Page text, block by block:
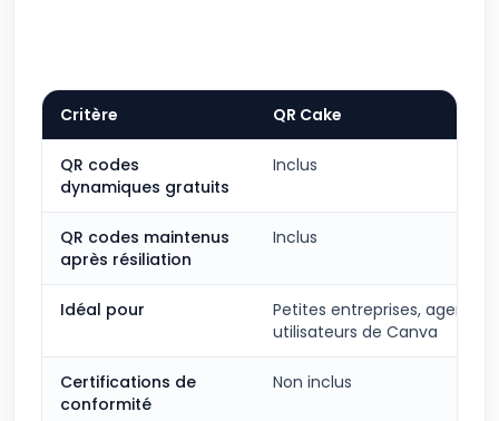
Critère QR Cake
QR codes
dynamiques gratuits
Inclus
QR codes maintenus
après résiliation
Inclus
Idéal pour
Petites entreprises, agences,
utilisateurs de Canva
Certifications de
conformité
Non inclus